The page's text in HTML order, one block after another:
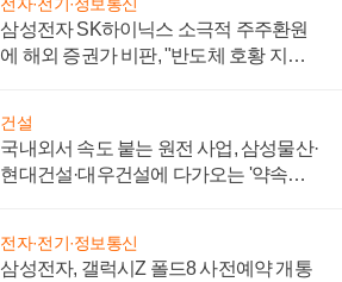
삼성전자 SK하이닉스 소극적 주주환원
에 해외 증권가 비판, "반도체 호황 지속
건설
국내외서 속도 붙는 원전 사업, 삼성물산·
현대건설·대우건설에 다가오는 '약속의
전자·전기·정보통신
삼성전자, 갤럭시Z 폴드8 사전예약 개통